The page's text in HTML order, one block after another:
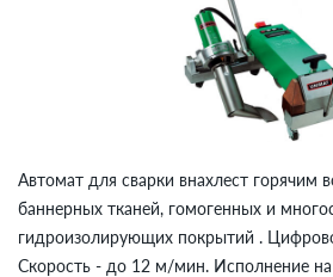
Автомат для сварки внахлест горячим
баннерных тканей, гомогенных и
гидроизолирующих покрытий .
Скорость - до 12 м/мин. Исполнение